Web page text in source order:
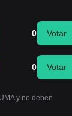
0 Votar
0 Votar
y no deben